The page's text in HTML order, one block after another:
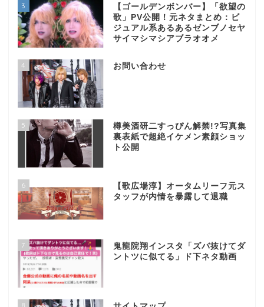
3
【ゴールデンボンバー】「欲望の
歌」PV公開！元ネタまとめ：ビ
ジュアル系あるあるゼンブノセヤ
サイマシマシアブラオオメ
4 お問い合わせ
5
樽美酒研二すっぴん解禁!?写真集
裏表紙で超絶イケメン素顔ショッ
ト公開
6
【歌広場淳】オータムリーフ元ス
タッフが内情を暴露して退職
7
鬼龍院翔インスタ「ズバ抜けてダ
ントツに似てる」ド下ネタ動画
8